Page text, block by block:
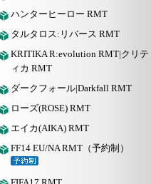
ハンターヒーロー RMT
タルタロス:リバース RMT
KRITIKA R:evolution RMT|クリテ
ィカ RMT
ダークフォール|Darkfall RMT
ローズ(ROSE) RMT
エイカ(AIKA) RMT
FF14 EU/NA RMT（予約制）